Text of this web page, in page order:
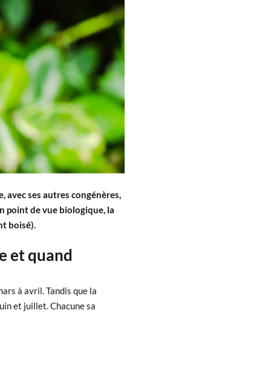
avec ses autres congénères,
point de vue biologique, la
boisé).
et quand
à avril. Tandis que la
et juillet. Chacune sa